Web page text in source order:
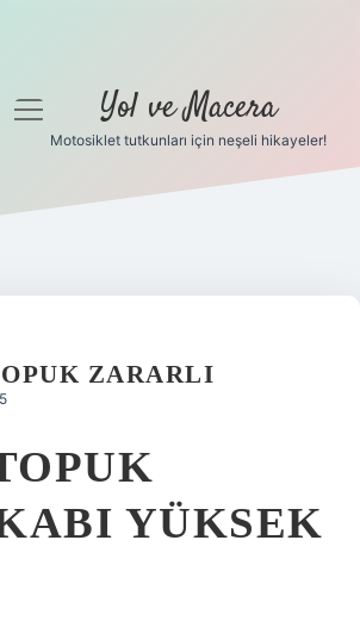
menüyü
Yol ve Macera
Motosiklet tutkunları için neşeli hikayeler!
ZARARLI
YÜKSEK